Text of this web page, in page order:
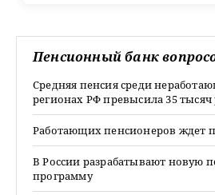
Пенсионный банк
Средняя пенсия среди
регионах РФ превысила 35 тысяч
Работающих пенсионеров ждет
В России разрабатывают новую
программу